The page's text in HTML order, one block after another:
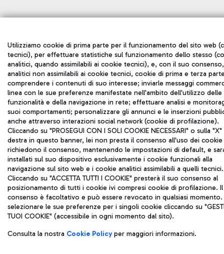
Utilizziamo cookie di prima parte per il funzionamento del sito web
tecnici), per effettuare statistiche sul funzionamento dello stesso
analitici, quando assimilabili ai cookie tecnici), e, con il suo
analitici non assimilabili ai cookie tecnici, cookie di prima e terza
comprendere i contenuti di suo interesse; inviarle messaggi
linea con le sue preferenze manifestate nell'ambito dell'utilizzo delle
funzionalità e della navigazione in rete; effettuare analisi e
suoi comportamenti; personalizzare gli annunci e le inserzioni
anche attraverso interazioni social network (cookie di profilazione).
Cliccando su "PROSEGUI CON I SOLI COOKIE NECESSARI" o sulla
destra in questo banner, lei non presta il consenso all'uso dei
richiedono il consenso, mantenendo le impostazioni di default, e
installati sul suo dispositivo esclusivamente i cookie funzionali alla
navigazione sul sito web e i cookie analitici assimilabili a quelli tecnici.
Cliccando su "ACCETTA TUTTI I COOKIE" presterà il suo consenso al
posizionamento di tutti i cookie ivi compresi cookie di profilazione. Il
consenso è facoltativo e può essere revocato in qualsiasi
selezionare le sue preferenze per i singoli cookie cliccando su
TUOI COOKIE" (accessibile in ogni momento dal sito).
Consulta la nostra Cookie Policyper maggiori informazioni.